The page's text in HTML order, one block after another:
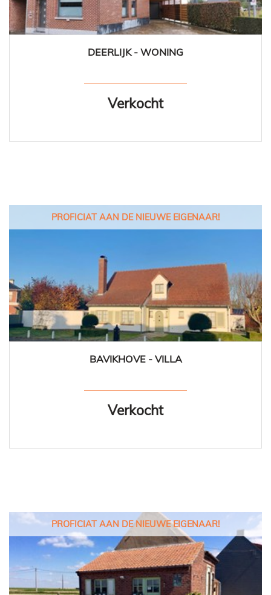
3 1 Ja
DEERLIJK - WONING
Verkocht
PROFICIAT AAN DE NIEUWE EIGENAAR!
214 m² 3 1
BAVIKHOVE - VILLA
Verkocht
PROFICIAT AAN DE NIEUWE EIGENAAR!